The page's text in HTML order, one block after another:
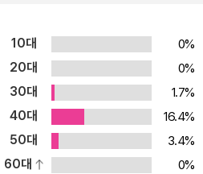
이 새로울 수 있을까? 이 책에 관한
있는 기관에 선정된 것으로도 입증됐
그 안에 담긴 주제의식은 결코 간단
등장시켜서, 우리가 불량하고 불쌍
인가, 보기 좋은 것이 옳기도 한 것인
10대
0%
20대
0%
30대
1.7%
40대
16.4%
50대
3.4%
60대
0%